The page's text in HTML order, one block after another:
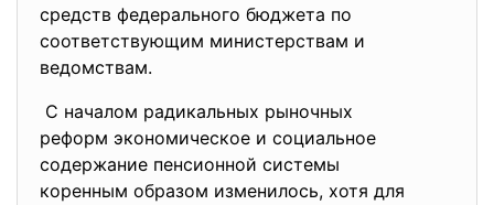
средств федерального бюджета по
соответствующим министерствам и
ведомствам.
С началом радикальных рыночных
реформ экономическое и социальное
содержание пенсионной системы
коренным образом изменилось, хотя для